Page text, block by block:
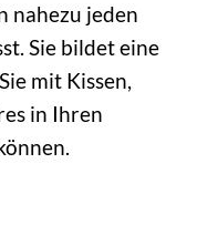
nahezu jeden
Sie bildet eine
mit Kissen,
in Ihren